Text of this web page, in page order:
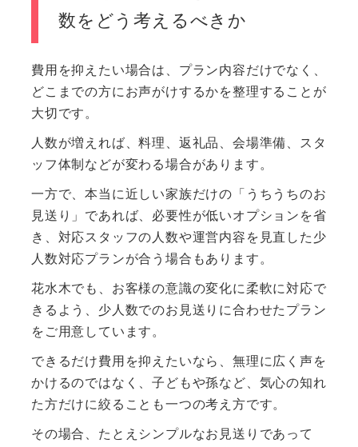
数をどう考えるべきか
費用を抑えたい場合は、プラン内容だけでなく、
どこまでの方にお声がけするかを整理することが
大切です。
人数が増えれば、料理、返礼品、会場準備、スタ
ッフ体制などが変わる場合があります。
一方で、本当に近しい家族だけの「うちうちのお
見送り」であれば、必要性が低いオプションを省
き、対応スタッフの人数や運営内容を見直した少
人数対応プランが合う場合もあります。
花水木でも、お客様の意識の変化に柔軟に対応で
きるよう、少人数でのお見送りに合わせたプラン
をご用意しています。
できるだけ費用を抑えたいなら、無理に広く声を
かけるのではなく、子どもや孫など、気心の知れ
た方だけに絞ることも一つの考え方です。
その場合、たとえシンプルなお見送りであって